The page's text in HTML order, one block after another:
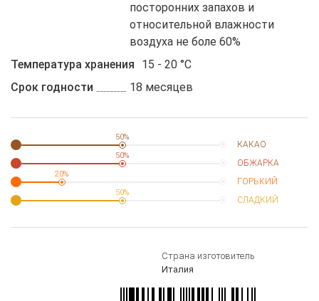
посторонних запахов и
относительной влажности
воздуха не боле 60%
Температура хранения
15 - 20 °C
Срок годности
18 месяцев
50%
КАКАО
50%
ОБЖАРКА
20%
ГОРЬКИЙ
50%
СЛАДКИЙ
Страна изготовитель
Италия